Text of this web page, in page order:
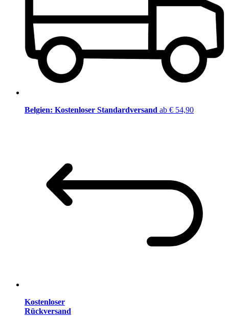
Belgien: Kostenloser Standardversand ab € 54,90
Kostenloser
Rückversand